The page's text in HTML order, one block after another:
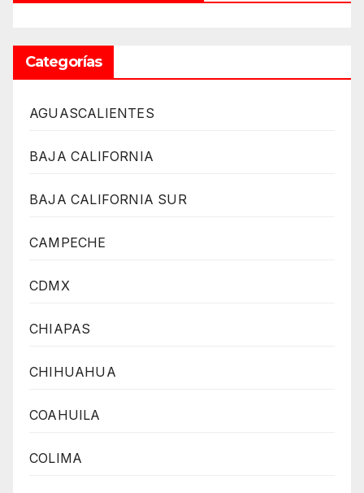
Categorías
AGUASCALIENTES
BAJA CALIFORNIA
BAJA CALIFORNIA SUR
CAMPECHE
CDMX
CHIAPAS
CHIHUAHUA
COAHUILA
COLIMA